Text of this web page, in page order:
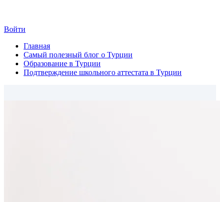
Войти
Главная
Самый полезный блог о Турции
Образование в Турции
Подтверждение школьного аттестата в Турции